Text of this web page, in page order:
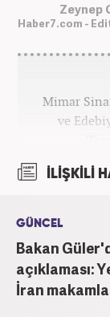
Zeynep
Haber7.com -
Mimar
ve
hayatına
İLİŞKİLİ
GÜNCEL
Bakan
açıklaması:
İran